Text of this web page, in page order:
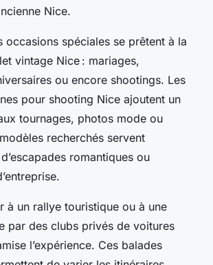
Nice.
occasions spéciales se prêtent à la
vintage Nice : mariages,
ou encore shootings. Les
pour shooting Nice ajoutent un
tournages, photos mode ou
recherchés servent
romantiques ou
à un rallye touristique ou à une
par des clubs privés de voitures
l’expérience. Ces balades